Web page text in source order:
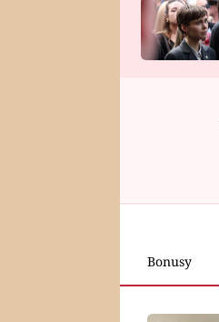
HOROSKOP NA
Bonusy